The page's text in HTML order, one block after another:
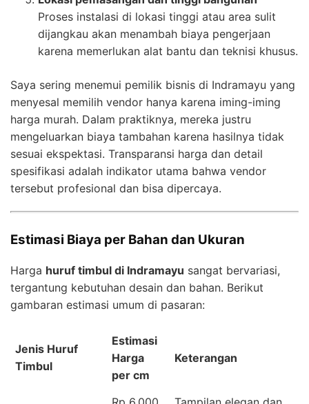
Proses instalasi di lokasi tinggi atau area sulit
dijangkau akan menambah biaya pengerjaan
karena memerlukan alat bantu dan teknisi khusus.
Saya sering menemui pemilik bisnis di Indramayu yang
menyesal memilih vendor hanya karena iming-iming
harga murah. Dalam praktiknya, mereka justru
mengeluarkan biaya tambahan karena hasilnya tidak
sesuai ekspektasi. Transparansi harga dan detail
spesifikasi adalah indikator utama bahwa vendor
tersebut profesional dan bisa dipercaya.
Estimasi Biaya per Bahan dan Ukuran
Harga huruf timbul di Indramayu sangat bervariasi,
tergantung kebutuhan desain dan bahan. Berikut
gambaran estimasi umum di pasaran:
Jenis Huruf
Timbul
Estimasi
Harga
per cm
Keterangan